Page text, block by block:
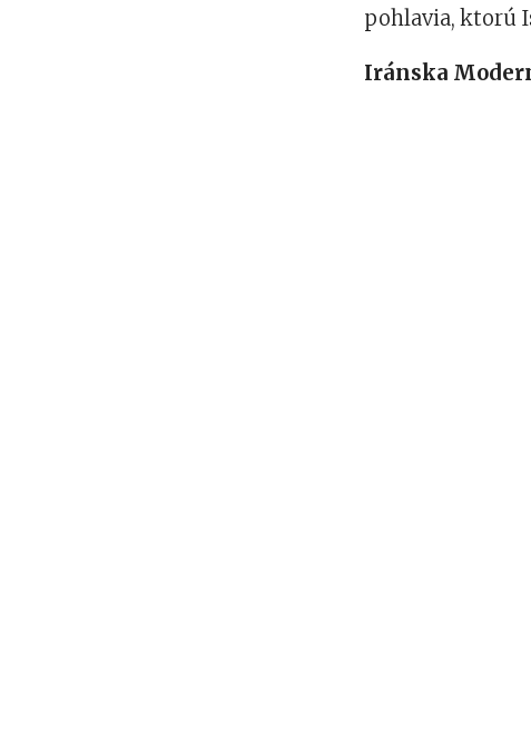
pohlavia, ktorú
Iránska